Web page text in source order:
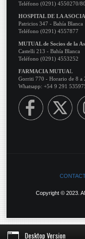
Teléfono (0291) 4550270/80
HOSPITAL DE LA
Patricios 347 - Bahía Blanca
Teléfono (0291) 4557877
MUTUAL de Socios de la
Castelli 213 - Bahía Blanca
Teléfono (0291) 4553252
FARMACIA MUTUAL
Gorriti 770 - Horario de 8 a
Whatsapp: +54 9 291
Copyright © 2023.
Desktop Version